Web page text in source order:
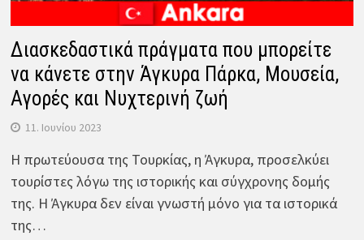
Διασκεδαστικά πράγματα που μπορείτε
να κάνετε στην Άγκυρα Πάρκα, Μουσεία,
Αγορές και Νυχτερινή ζωή
11. Ιουνίου 2023
Η πρωτεύουσα της Τουρκίας, η Άγκυρα, προσελκύει
τουρίστες λόγω της ιστορικής και σύγχρονης δομής
της. Η Άγκυρα δεν είναι γνωστή μόνο για τα ιστορικά
της…